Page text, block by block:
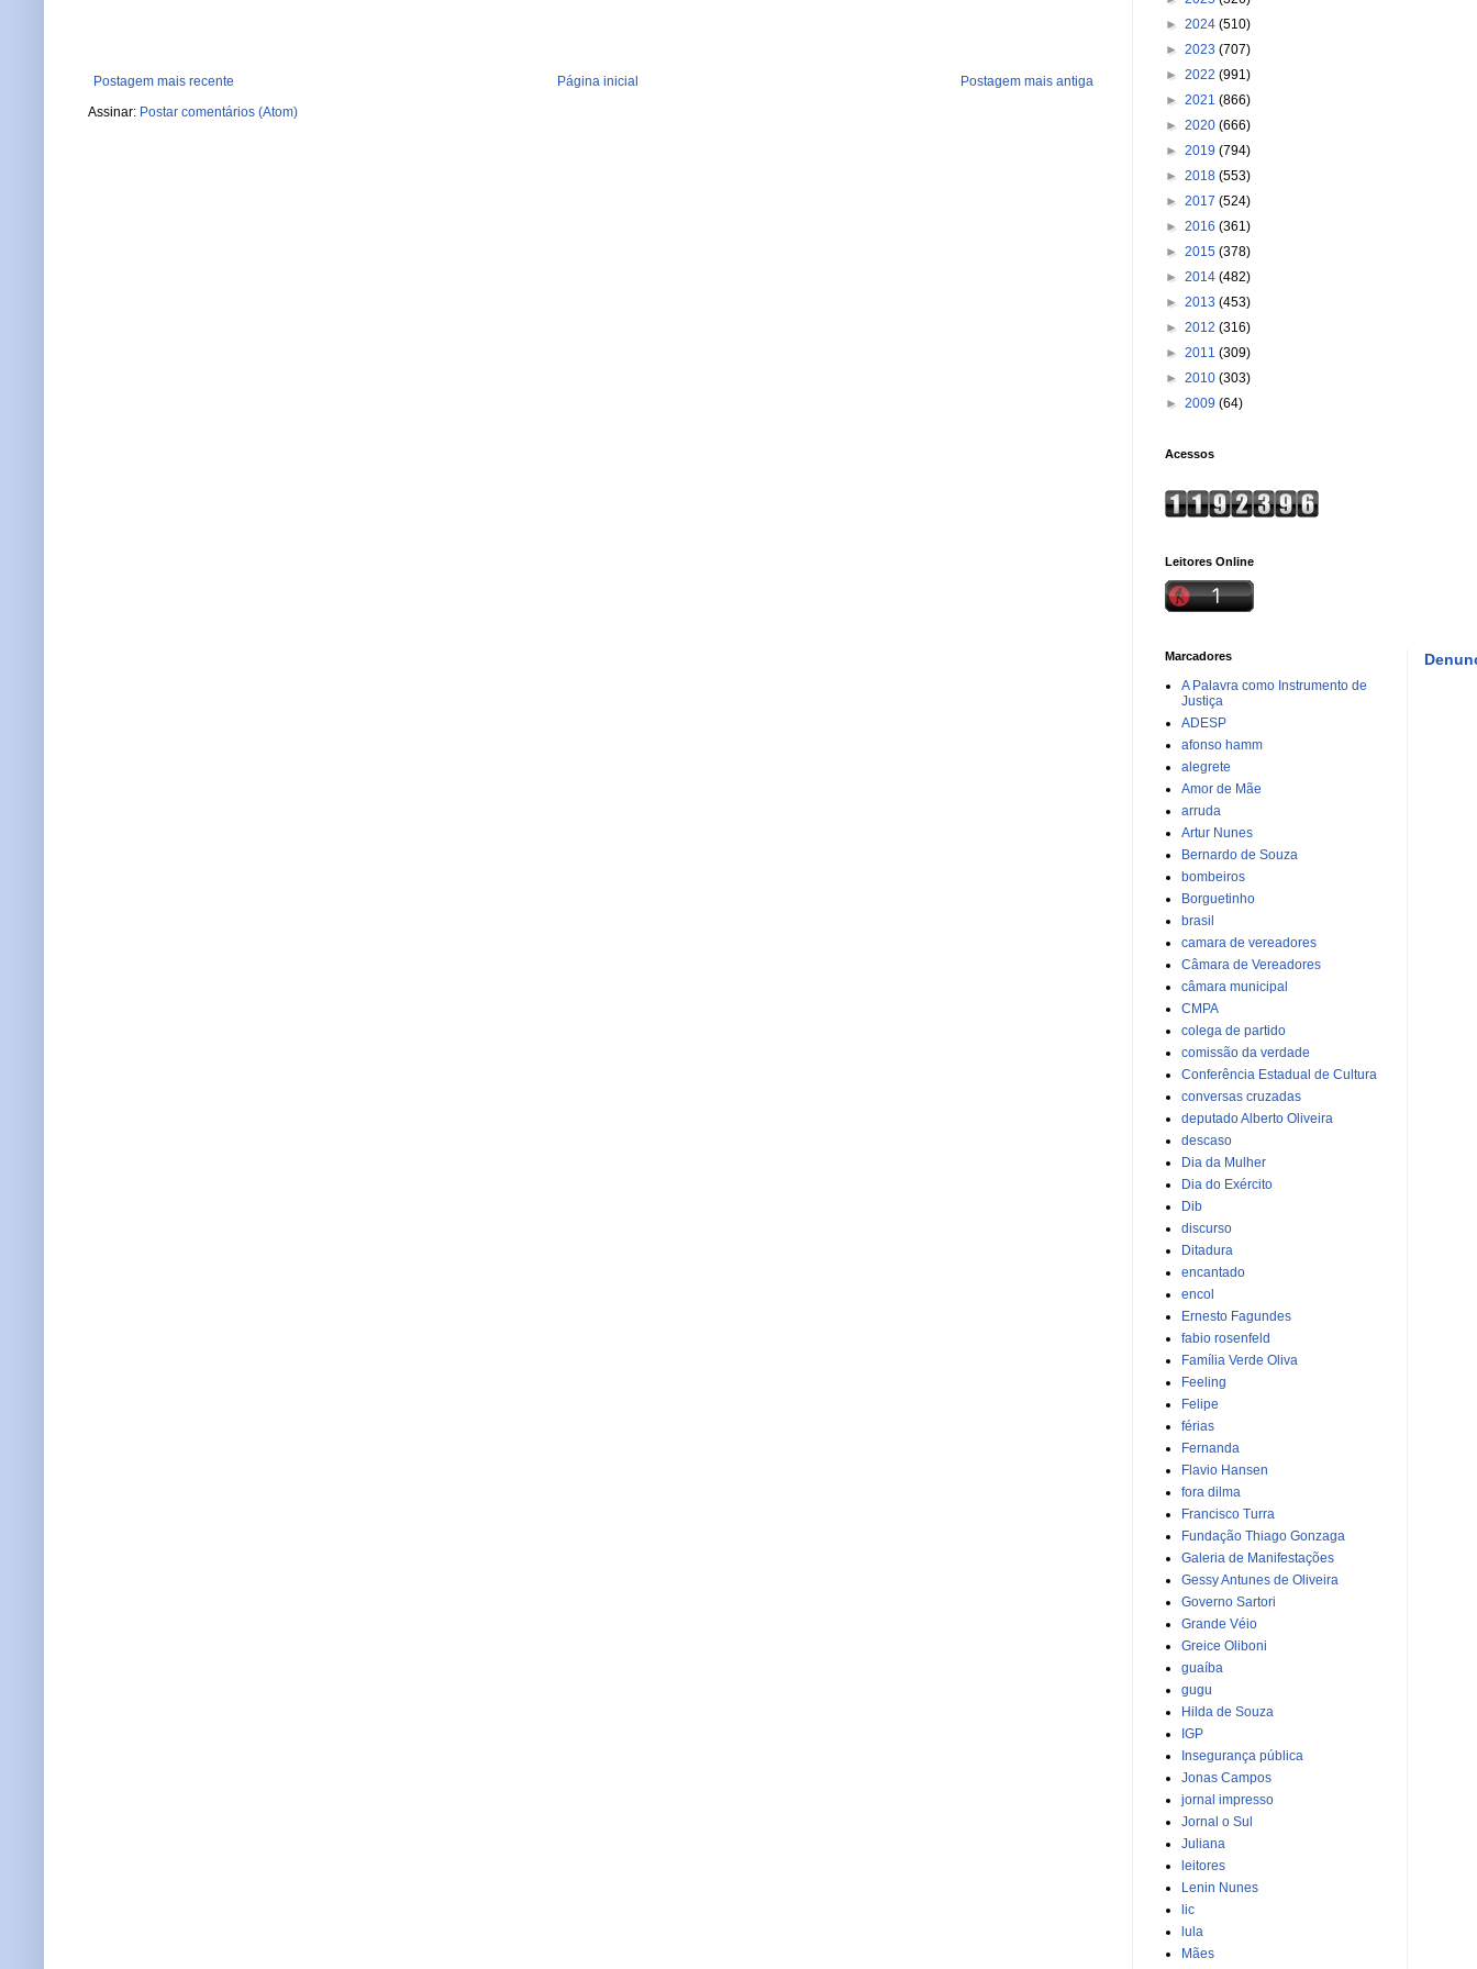
Postagem mais recente Postagem mais antiga
Página inicial
Assinar: Postar comentários (Atom)
► 2024 (510)
► 2023 (707)
► 2022 (991)
► 2021 (866)
► 2020 (666)
► 2019 (794)
► 2018 (553)
► 2017 (524)
► 2016 (361)
► 2015 (378)
► 2014 (482)
► 2013 (453)
► 2012 (316)
► 2011 (309)
► 2010 (303)
► 2009 (64)
Acessos
Leitores Online
Marcadores
A Palavra como Instrumento de
Justiça
ADESP
afonso hamm
alegrete
Amor de Mãe
arruda
Artur Nunes
Bernardo de Souza
bombeiros
Borguetinho
brasil
camara de vereadores
Câmara de Vereadores
câmara municipal
CMPA
colega de partido
comissão da verdade
Conferência Estadual de Cultura
conversas cruzadas
deputado Alberto Oliveira
descaso
Dia da Mulher
Dia do Exército
Dib
discurso
Ditadura
encantado
encol
Ernesto Fagundes
fabio rosenfeld
Família Verde Oliva
Feeling
Felipe
férias
Fernanda
Flavio Hansen
fora dilma
Francisco Turra
Fundação Thiago Gonzaga
Galeria de Manifestações
Gessy Antunes de Oliveira
Governo Sartori
Grande Véio
Greice Oliboni
guaíba
gugu
Hilda de Souza
IGP
Insegurança pública
Jonas Campos
jornal impresso
Jornal o Sul
Juliana
leitores
Lenin Nunes
lic
lula
Mães